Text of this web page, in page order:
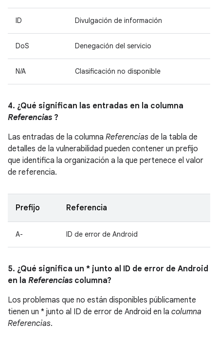
ID Divulgación de información
DoS Denegación del servicio
N/A Clasificación no disponible
4. ¿Qué significan las entradas en la columna
Referencias ?
Las entradas de la columna Referencias de la tabla de
detalles de la vulnerabilidad pueden contener un prefijo
que identifica la organización a la que pertenece el valor
de referencia.
Prefijo Referencia
A- ID de error de Android
5. ¿Qué significa un * junto al ID de error de Android
en la Referencias columna?
Los problemas que no están disponibles públicamente
tienen un * junto al ID de error de Android en la columna
Referencias.